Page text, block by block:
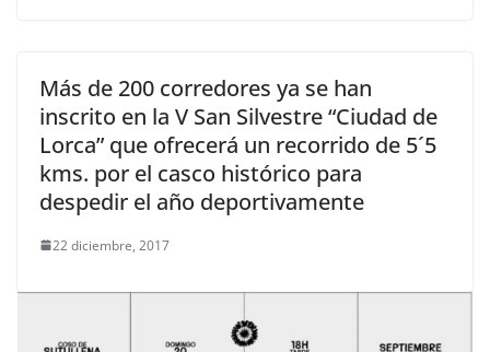
Más de 200 corredores ya se han
inscrito en la V San Silvestre “Ciudad de
Lorca” que ofrecerá un recorrido de 5´5
kms. por el casco histórico para
despedir el año deportivamente
22 diciembre, 2017